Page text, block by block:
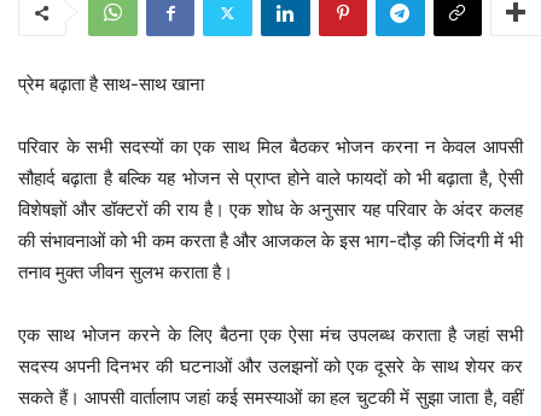
प्रेम बढ़ाता है साथ-साथ खाना
परिवार के सभी सदस्यों का एक साथ मिल बैठकर भोजन करना न केवल आपसी
सौहार्द बढ़ाता है बल्कि यह भोजन से प्राप्त होने वाले फायदों को भी बढ़ाता है, ऐसी
विशेषज्ञों और डॉक्टरों की राय है। एक शोध के अनुसार यह परिवार के अंदर कलह
की संभावनाओं को भी कम करता है और आजकल के इस भाग-दौड़ की जिंदगी में भी
तनाव मुक्त जीवन सुलभ कराता है।
एक साथ भोजन करने के लिए बैठना एक ऐसा मंच उपलब्ध कराता है जहां सभी
सदस्य अपनी दिनभर की घटनाओं और उलझनों को एक दूसरे के साथ शेयर कर
सकते हैं। आपसी वार्तालाप जहां कई समस्याओं का हल चुटकी में सुझा जाता है, वहीं